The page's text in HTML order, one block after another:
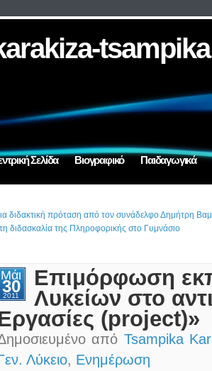
tsampika
Σελίδα Βιογραφικό Παιδαγωγικά
διδακτική πρόταση από τον συνάδελφο Δημήτρη
διδασκαλία της Πληροφορικής στο Γυμνάσιο
Μάι
30
2011
Επιμόρφωση
Λυκείων στο
(project)»
από Tsampika
Λύκειο, Ενημέρωση